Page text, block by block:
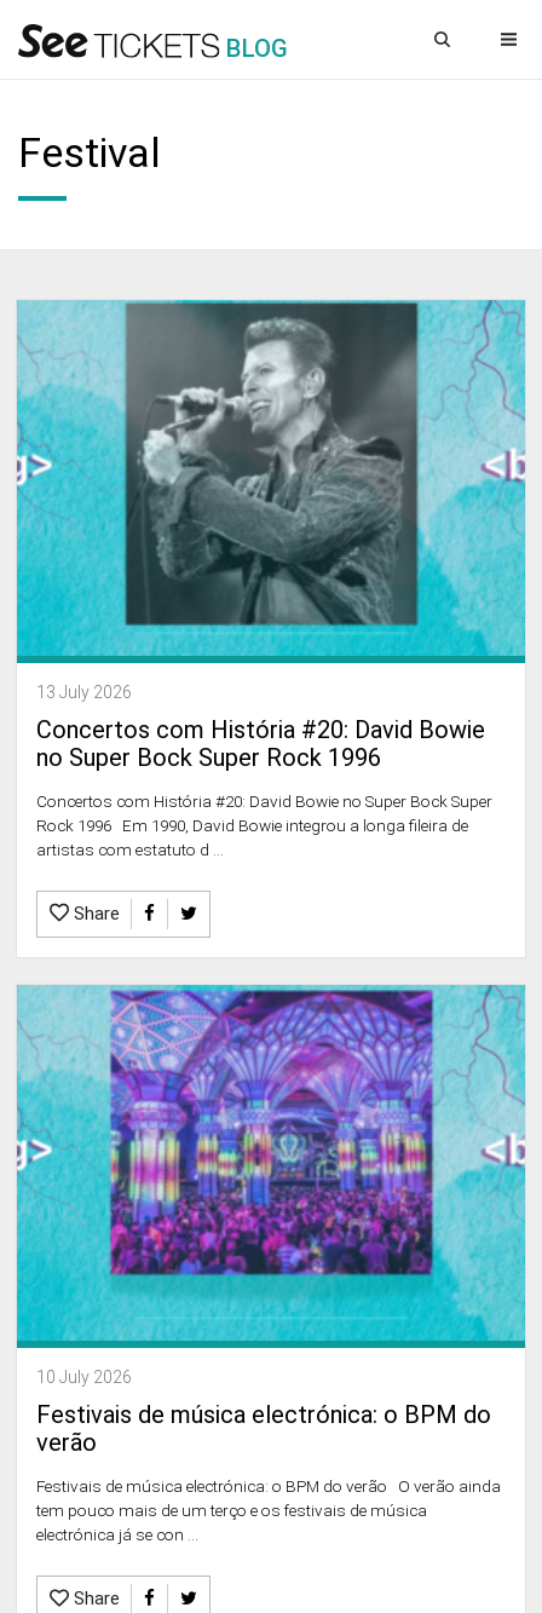
BLOG
Festival
13 July 2026
Concertos com História #20: David Bowie
no Super Bock Super Rock 1996
Concertos com História #20: David Bowie no Super Bock Super
Rock 1996 Em 1990, David Bowie integrou a longa fileira de
artistas com estatuto d ...
Share
10 July 2026
Festivais de música electrónica: o BPM do
verão
Festivais de música electrónica: o BPM do verão O verão ainda
tem pouco mais de um terço e os festivais de música
electrónica já se con ...
Share